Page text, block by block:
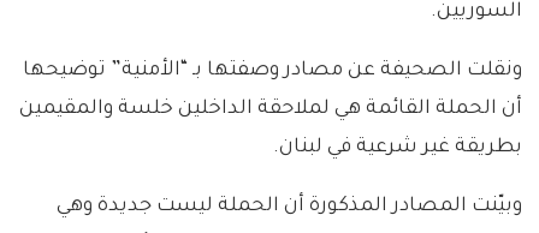
السوريين.
ونقلت الصحيفة عن مصادر وصفتها بـ “الأمنية” توضيحها
أن الحملة القائمة هي لملاحقة الداخلين خلسة والمقيمين
بطريقة غير شرعية في لبنان.
وبيّنت المصادر المذكورة أن الحملة ليست جديدة وهي